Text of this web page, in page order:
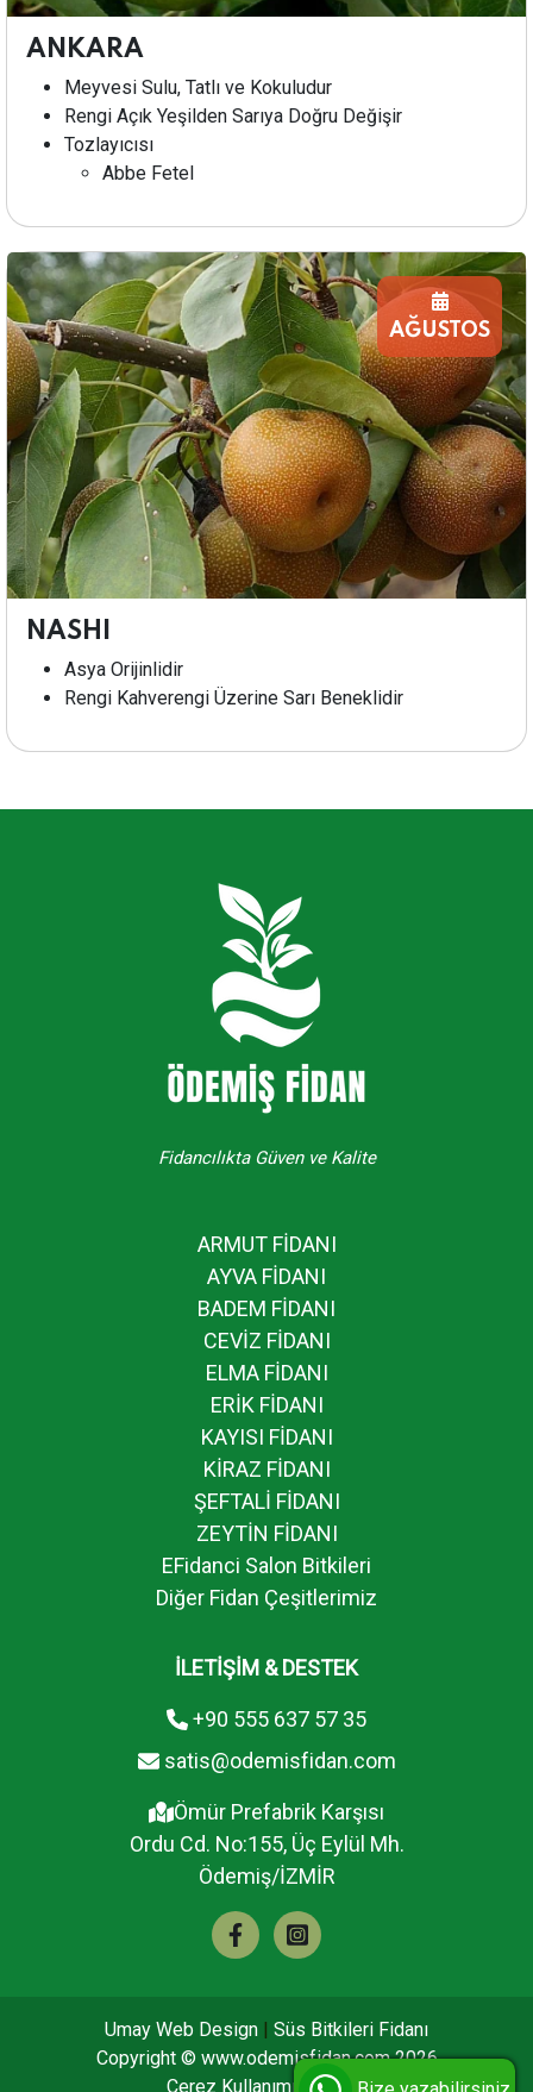
ANKARA
Meyvesi Sulu, Tatlı ve Kokuludur
Rengi Açık Yeşilden Sarıya Doğru Değişir
Tozlayıcısı
Abbe Fetel
AĞUSTOS
NASHI
Asya Orijinlidir
Rengi Kahverengi Üzerine Sarı Beneklidir
Fidancılıkta Güven ve Kalite
ARMUT FİDANI
AYVA FİDANI
BADEM FİDANI
CEVİZ FİDANI
ELMA FİDANI
ERİK FİDANI
KAYISI FİDANI
KİRAZ FİDANI
ŞEFTALİ FİDANI
ZEYTİN FİDANI
EFidanci Salon Bitkileri
Diğer Fidan Çeşitlerimiz
İLETİŞİM & DESTEK
+90 555 637 57 35
satis@odemisfidan.com
Ömür Prefabrik Karşısı
Ordu Cd. No:155, Üç Eylül Mh.
Ödemiş/İZMİR
Umay Web Design
Süs Bitkileri Fidanı
Copyright © www.odemisfidan.com2026
Çerez Kullanımı
K.V.K.K